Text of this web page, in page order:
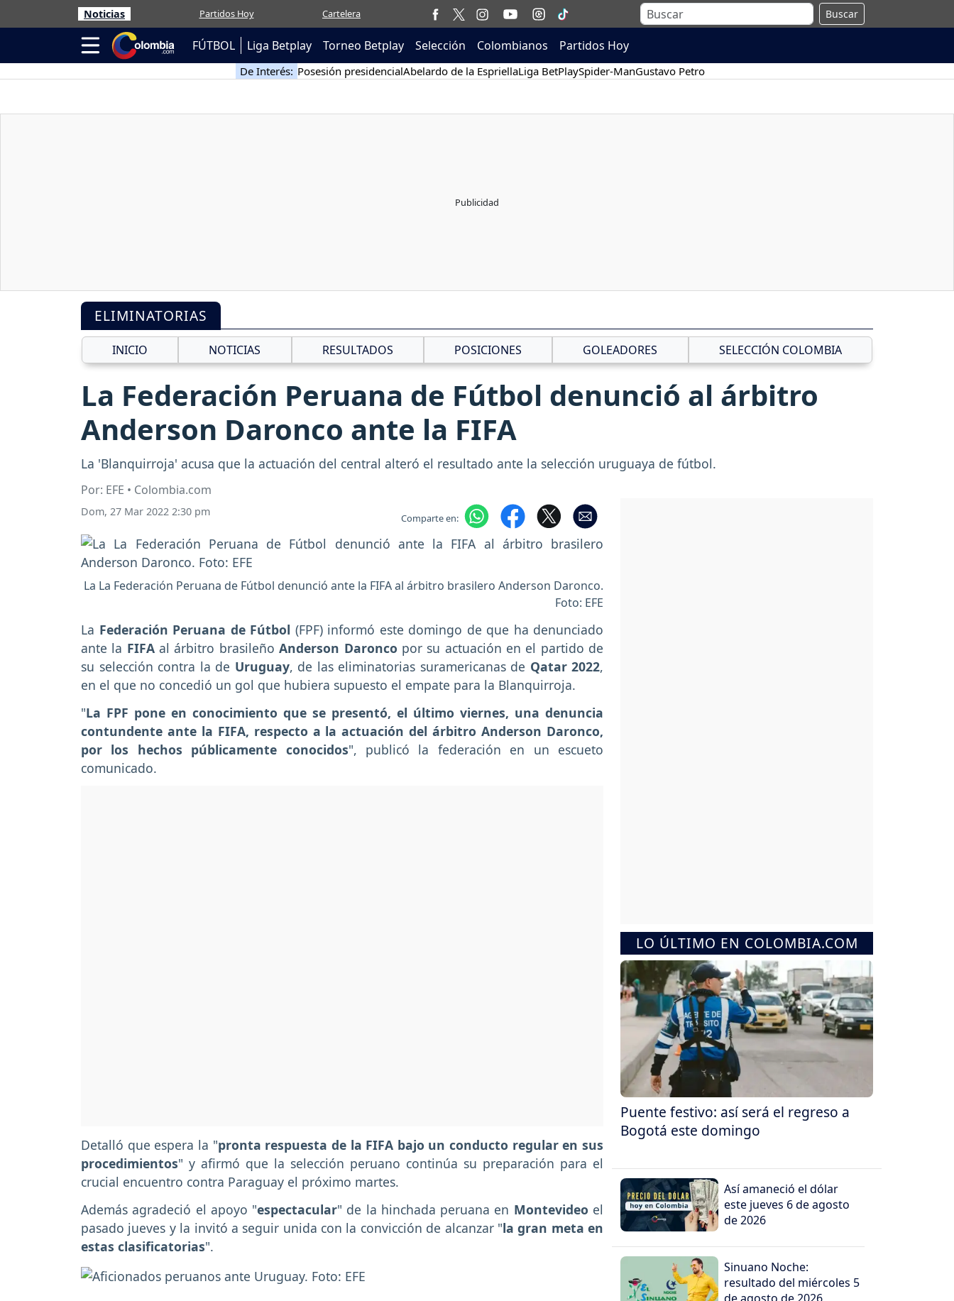
Noticias Partidos Hoy Cartelera Buscar
FÚTBOL Liga Betplay Torneo Betplay Selección Colombianos Partidos Hoy
De Interés: Posesión presidencialAbelardo de la EspriellaLiga BetPlaySpider-ManGustavo Petro
ELIMINATORIAS
INICIO NOTICIAS RESULTADOS POSICIONES GOLEADORES SELECCIÓN COLOMBIA
La Federación Peruana de Fútbol denunció al árbitro
Anderson Daronco ante la FIFA
La 'Blanquirroja' acusa que la actuación del central alteró el resultado ante la selección uruguaya de fútbol.
Por: EFE • Colombia.com
Dom, 27 Mar 2022 2:30 pm Comparte en:
La La Federación Peruana de Fútbol denunció ante la FIFA al árbitro brasilero Anderson Daronco.
Foto: EFE
La Federación Peruana de Fútbol (FPF) informó este domingo de que ha denunciado
ante la FIFAal árbitro brasileñoAnderson Daronco por su actuación en el partido de
su selección contra la de Uruguay, de las eliminatorias suramericanas de Qatar 2022,
en el que no concedió un gol que hubiera supuesto el empate para la Blanquirroja.
"La FPF pone en conocimiento que se presentó, el último viernes, una denuncia
contundente ante la FIFA, respecto a la actuación del árbitro Anderson Daronco,
por los hechos públicamente conocidos", publicó la federación en un escueto
comunicado.
Detalló que espera la "pronta respuesta de la FIFA bajo un conducto regular en sus
procedimientos" y afirmó que la selección peruano continúa su preparación para el
crucial encuentro contra Paraguay el próximo martes.
Además agradeció el apoyo "espectacular" de la hinchada peruana en Montevideo el
pasado jueves y la invitó a seguir unida con la convicción de alcanzar "la gran meta en
estas clasificatorias".
LO ÚLTIMO EN COLOMBIA.COM
Puente festivo: así será el regreso a
Bogotá este domingo
Así amaneció el dólar
este jueves 6 de agosto
de 2026
Sinuano Noche:
resultado del miércoles 5